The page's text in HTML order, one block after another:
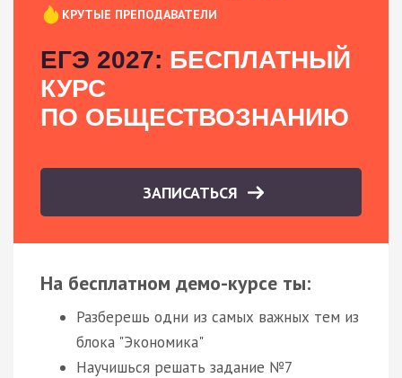
КРУТЫЕ ПРЕПОДАВАТЕЛИ
ЕГЭ 2027: БЕСПЛАТНЫЙ
КУРС
ПО ОБЩЕСТВОЗНАНИЮ
ЗАПИСАТЬСЯ
На бесплатном демо-курсе ты:
Разберешь одни из самых важных тем из
блока "Экономика"
Научишься решать задание №7